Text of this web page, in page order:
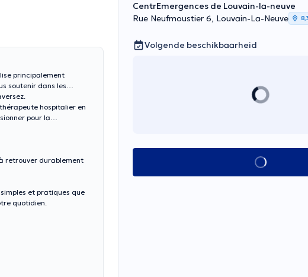
principalement
soutenir dans les
hospitalier en
pour la
retrouver durablement
et pratiques que
quotidien.
CentrEmergences de Louvain-la-neuve
Rue Neufmoustier 6, Louvain-La-Neuve
Volgende beschikbaarheid
Alles zien